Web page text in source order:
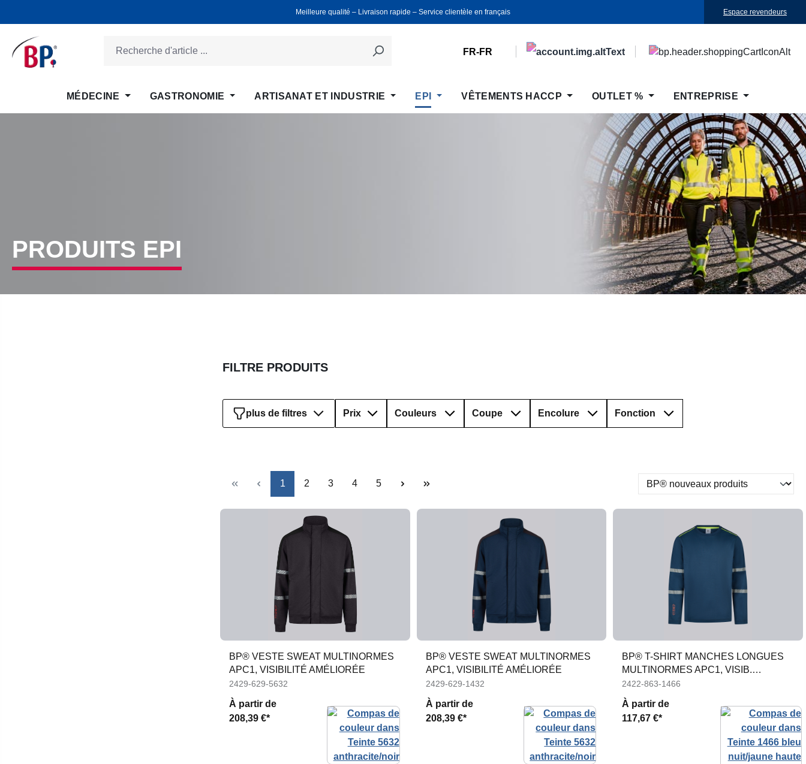
Meilleure qualité ‒ Livraison rapide ‒ Service clientèle en français Espace revendeurs
FR-FR
MÉDECINE GASTRONOMIE ARTISANAT ET INDUSTRIE EPI VÊTEMENTS HACCP OUTLET % ENTREPRISE
PRODUITS EPI
FILTRE PRODUITS
Prix Couleurs Coupe Encolure Fonction
plus de filtres
Page
1 Page
2 Page
3 Page
4 Page
5
BP® VESTE SWEAT MULTINORMES
APC1, VISIBILITÉ AMÉLIORÉE
2429-629-5632
À partir de
208,39 €*
BP® VESTE SWEAT MULTINORMES
APC1, VISIBILITÉ AMÉLIORÉE
2429-629-1432
À partir de
208,39 €*
BP® T-SHIRT MANCHES LONGUES
MULTINORMES APC1, VISIB.
AMÉLIORÉE
2422-863-1466
À partir de
117,67 €*